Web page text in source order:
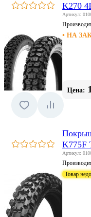
K270
Артикул:
• НА
Цена:
K775F
Артикул:
Товар